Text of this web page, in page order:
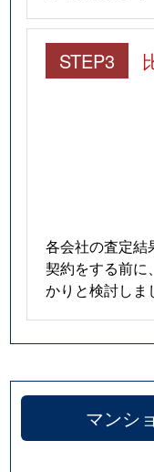
STEP3
各会社の査定結
契約をする前に
かりと検討しま
マンシ